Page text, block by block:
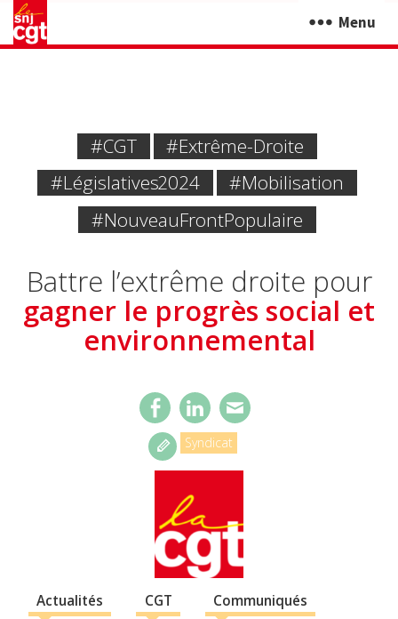
Menu
#CGT
#extrême-Droite
#Législatives 2024
#mobilisation
#NouveauFrontPopulaire
Battre l’extrême droite pour
gagner le progrès social et
environnemental
Syndicat
Actualités CGT Communiqués